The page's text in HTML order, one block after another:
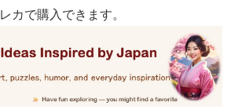
カで購入できます。